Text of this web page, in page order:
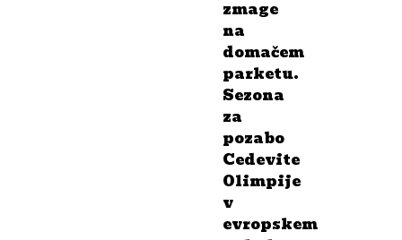
zmage
na
domačem
parketu.
Sezona
za
pozabo
Cedevite
Olimpije
v
evropskem